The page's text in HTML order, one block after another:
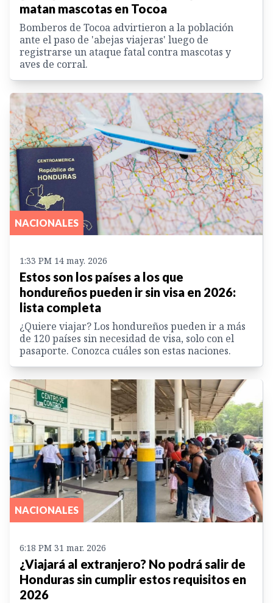
matan mascotas en Tocoa
Bomberos de Tocoa advirtieron a la población
ante el paso de 'abejas viajeras' luego de
registrarse un ataque fatal contra mascotas y
aves de corral.
NACIONALES
1:33 PM 14 may. 2026
Estos son los países a los que
hondureños pueden ir sin visa en 2026:
lista completa
¿Quiere viajar? Los hondureños pueden ir a más
de 120 países sin necesidad de visa, solo con el
pasaporte. Conozca cuáles son estas naciones.
NACIONALES
6:18 PM 31 mar. 2026
¿Viajará al extranjero? No podrá salir de
Honduras sin cumplir estos requisitos en
2026